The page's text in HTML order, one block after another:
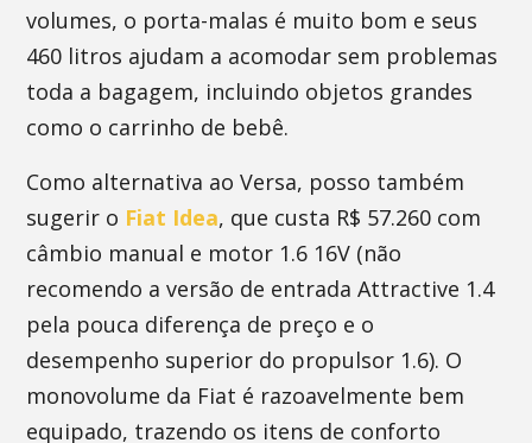
volumes, o porta-malas é muito bom e seus
460 litros ajudam a acomodar sem problemas
toda a bagagem, incluindo objetos grandes
como o carrinho de bebê.
Como alternativa ao Versa, posso também
sugerir o Fiat Idea, que custa R$ 57.260 com
câmbio manual e motor 1.6 16V (não
recomendo a versão de entrada Attractive 1.4
pela pouca diferença de preço e o
desempenho superior do propulsor 1.6). O
monovolume da Fiat é razoavelmente bem
equipado, trazendo os itens de conforto